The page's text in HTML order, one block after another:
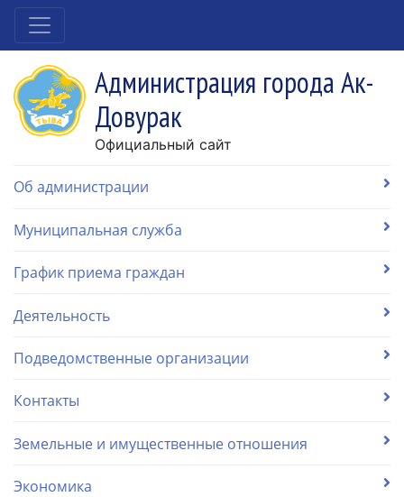
Администрация города Ак-
Довурак
Официальный сайт
Об администрации
Муниципальная служба
График приема граждан
Деятельность
Подведомственные организации
Контакты
Земельные и имущественные отношения
Экономика